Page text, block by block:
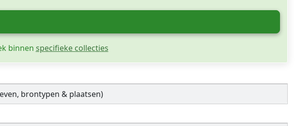
binnen specifieke collecties
brontypen & plaatsen)